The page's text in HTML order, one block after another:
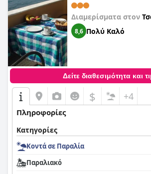
Διαμερίσματα στον
8,6 Πολύ Καλό
Δείτε διαθεσιμότητα και
$ +4
Πληροφορίες
Κατηγορίες
Κοντά σε Παραλία
Παραλιακό